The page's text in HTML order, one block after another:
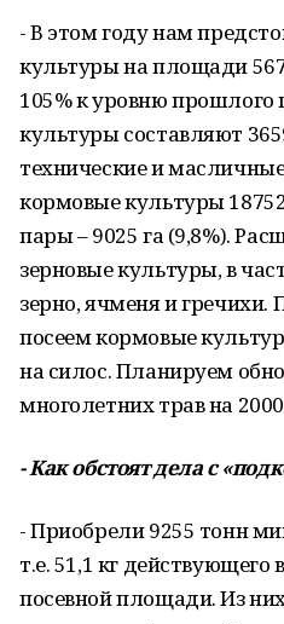
- В этом году нам
культуры на площади
105% к уровню прошлого
культуры составляют
технические и масличные
кормовые культуры
пары – 9025 га (9,8%).
зерновые культуры, в
зерно, ячменя и гречихи.
посеем кормовые
на силос. Планируем
многолетних трав на
- Как обстоят дела с
- Приобрели 9255 тонн
т.е. 51,1 кг действующего
посевной площади. Из